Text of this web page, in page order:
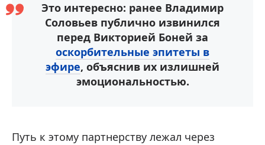
Это интересно: ранее Владимир
Соловьев публично извинился
перед Викторией Боней за
оскорбительные эпитеты в
эфире, объяснив их излишней
эмоциональностью.
Путь к этому партнерству лежал через